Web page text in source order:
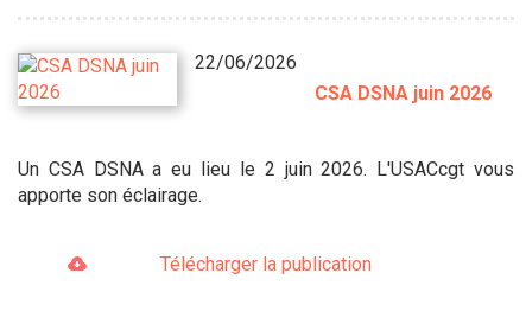
22/06/2026
CSA DSNA juin 2026
Un CSA DSNA a eu lieu le 2 juin 2026. L'USACcgt vous
apporte son éclairage.
Télécharger la publication